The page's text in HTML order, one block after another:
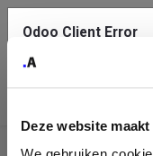
Deze website
Odoo Client Error